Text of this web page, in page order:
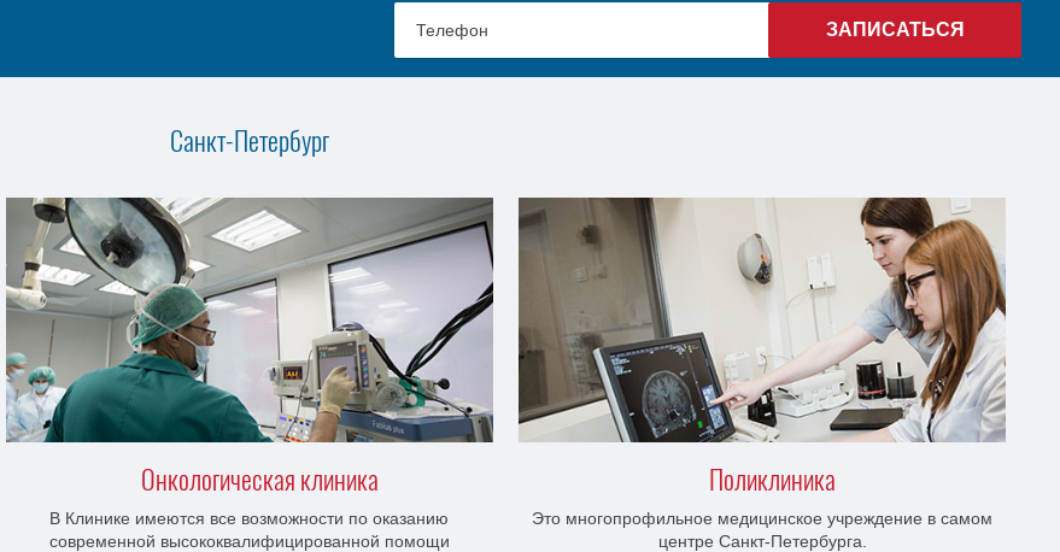
Санкт-Петербург
Онкологическая клиника
В Клинике имеются все возможности по оказанию
современной высококвалифицированной помощи
Поликлиника
Это многопрофильное медицинское учреждение в самом
центре Санкт-Петербурга.